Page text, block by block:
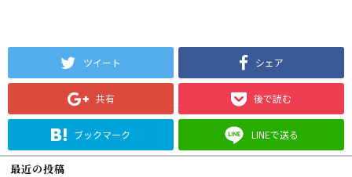
ツイート シェア
共有 後で読む
ブックマーク LINEで送る
最近の投稿